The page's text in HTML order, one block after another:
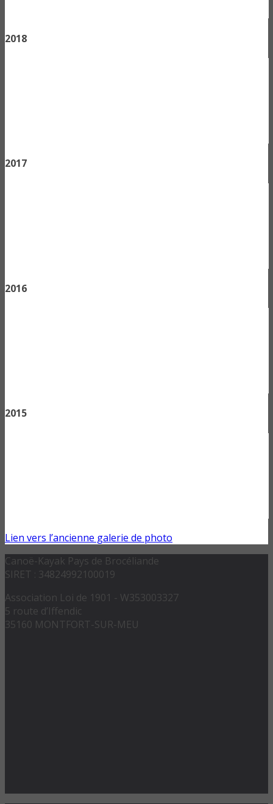
2018
2017
2016
2015
Lien vers l’ancienne galerie de photo
Canoë-Kayak Pays de Brocéliande
SIRET : 34824992100019
Association Loi de 1901 - W353003327
5 route d’Iffendic
35160 MONTFORT-SUR-MEU